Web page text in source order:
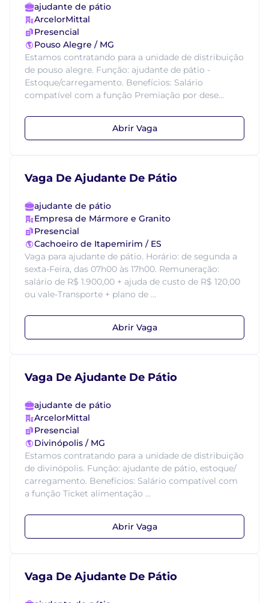
ajudante de pátio
ArcelorMittal
Presencial
Pouso Alegre / MG
Estamos contratando para a unidade de distribuição
de pouso alegre. Função: ajudante de pátio -
Estoque/carregamento. Benefícios: Salário
compatível com a função Premiação por dese...
Abrir Vaga
Vaga De Ajudante De Pátio
ajudante de pátio
Empresa de Mármore e Granito
Presencial
Cachoeiro de Itapemirim / ES
Vaga para ajudante de pátio. Horário: de segunda a
sexta-Feira, das 07h00 às 17h00. Remuneração:
salário de R$ 1.900,00 + ajuda de custo de R$ 120,00
ou vale-Transporte + plano de ...
Abrir Vaga
Vaga De Ajudante De Pátio
ajudante de pátio
ArcelorMittal
Presencial
Divinópolis / MG
Estamos contratando para a unidade de distribuição
de divinópolis. Função: ajudante de pátio, estoque/
carregamento. Benefícios: Salário compatível com
a função Ticket alimentação ...
Abrir Vaga
Vaga De Ajudante De Pátio